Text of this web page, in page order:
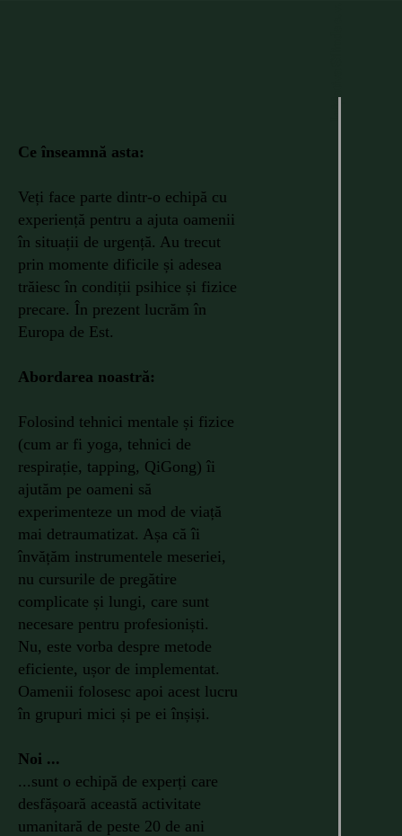
Inițiativa Silinde e.
Ce înseamnă asta:
Veți face parte dintr-o echipă cu
experiență pentru a ajuta oamenii
în situații de urgență. Au trecut
prin momente dificile și adesea
trăiesc în condiții psihice și fizice
precare. În prezent lucrăm în
Europa de Est.
Abordarea noastră:
Folosind tehnici mentale și fizice
(cum ar fi yoga, tehnici de
respirație, tapping, QiGong) îi
ajutăm pe oameni să
experimenteze un mod de viață
mai detraumatizat. Așa că îi
învățăm instrumentele meseriei,
nu cursurile de pregătire
complicate și lungi, care sunt
necesare pentru profesioniști.
Nu, este vorba despre metode
eficiente, ușor de implementat.
Oamenii folosesc apoi acest lucru
în grupuri mici și pe ei înșiși.
Noi ...
...sunt o echipă de experți care
desfășoară această activitate
umanitară de peste 20 de ani